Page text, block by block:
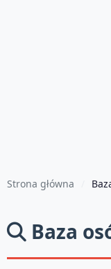
Strona główna
Baza